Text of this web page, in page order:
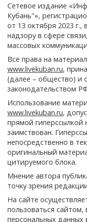
Сетевое издание
Кубань"»,
от 13 октября 2023
надзору в сфере
массовых
Все права на
www.livekuban.ru,
(далее – общество) и
законодательством
Использование
www.livekuban.ru,
прямой гиперссылкой
заимствован.
непосредственно в
оригинальный
цитируемого блока.
Мнение автора
точку зрения
На сайте
пользоваться
персональных данных